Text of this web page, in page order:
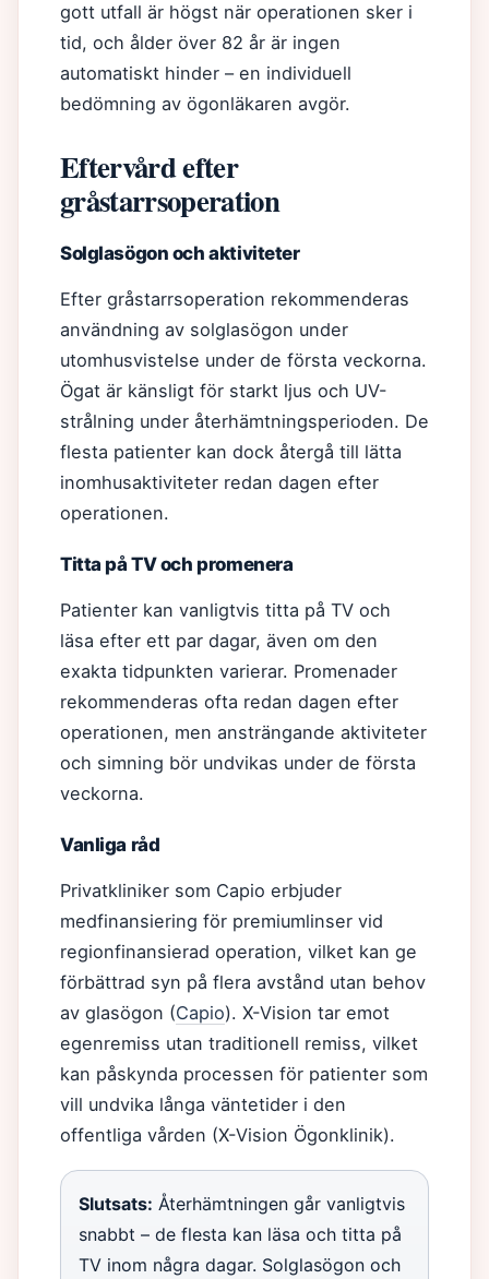
gott utfall är högst när operationen sker i
tid, och ålder över 82 år är ingen
automatiskt hinder – en individuell
bedömning av ögonläkaren avgör.
Eftervård efter
gråstarrsoperation
Solglasögon och aktiviteter
Efter gråstarrsoperation rekommenderas
användning av solglasögon under
utomhusvistelse under de första veckorna.
Ögat är känsligt för starkt ljus och UV-
strålning under återhämtningsperioden. De
flesta patienter kan dock återgå till lätta
inomhusaktiviteter redan dagen efter
operationen.
Titta på TV och promenera
Patienter kan vanligtvis titta på TV och
läsa efter ett par dagar, även om den
exakta tidpunkten varierar. Promenader
rekommenderas ofta redan dagen efter
operationen, men ansträngande aktiviteter
och simning bör undvikas under de första
veckorna.
Vanliga råd
Privatkliniker som Capio erbjuder
medfinansiering för premiumlinser vid
regionfinansierad operation, vilket kan ge
förbättrad syn på flera avstånd utan behov
av glasögon (Capio). X-Vision tar emot
egenremiss utan traditionell remiss, vilket
kan påskynda processen för patienter som
vill undvika långa väntetider i den
offentliga vården (X-Vision Ögonklinik).
Slutsats: Återhämtningen går vanligtvis
snabbt – de flesta kan läsa och titta på
TV inom några dagar. Solglasögon och